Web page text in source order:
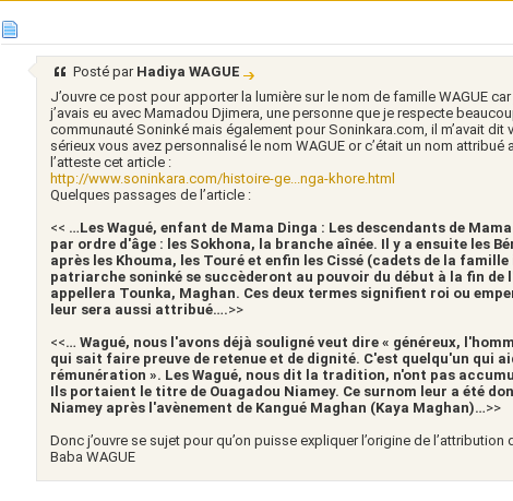
Posté par Hadiya WAGUE
J’ouvre ce post pour apporter la lumière sur le nom de famille WAGUE
j’avais eu avec Mamadou Djimera, une personne que je respecte
communauté Soninké mais également pour Soninkara.com, il m’avait dit
sérieux vous avez personnalisé le nom WAGUE or c’était un nom
l’atteste cet article :
http://www.soninkara.com/histoire-ge...nga-khore.html
Quelques passages de l’article :
<< …Les Wagué, enfant de Mama Dinga : Les descendants de
par ordre d'âge : les Sokhona, la branche aînée. Il y a ensuite les
après les Khouma, les Touré et enfin les Cissé (cadets de la
patriarche soninké se succèderont au pouvoir du début à la fin de
appellera Tounka, Maghan. Ces deux termes signifient roi ou
leur sera aussi attribué….>>
<<… Wagué, nous l'avons déjà souligné veut dire « généreux,
qui sait faire preuve de retenue et de dignité. C'est quelqu'un qui
rémunération ». Les Wagué, nous dit la tradition, n'ont pas
Ils portaient le titre de Ouagadou Niamey. Ce surnom leur a été
Niamey après l'avènement de Kangué Maghan (Kaya Maghan)…>>
Donc j’ouvre se sujet pour qu’on puisse expliquer l’origine de
Baba WAGUE